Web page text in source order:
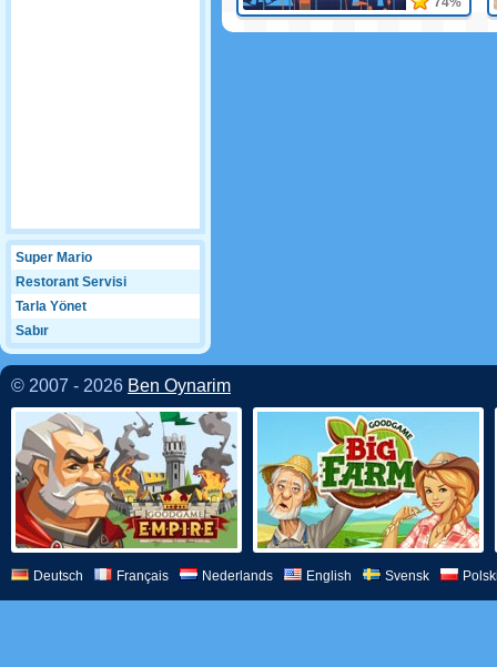
Super Mario
Restorant Servisi
Tarla Yönet
Sabır
© 2007 - 2026 Ben Oynarim
Deutsch Français Nederlands English Svensk